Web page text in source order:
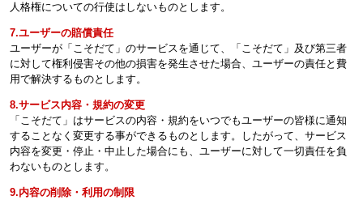
人格権についての行使はしないものとします。
7.ユーザーの賠償責任
ユーザーが「こそだて」のサービスを通じて、「こそだて」及び第三者
に対して権利侵害その他の損害を発生させた場合、ユーザーの責任と費
用で解決するものとします。
8.サービス内容・規約の変更
「こそだて」はサービスの内容・規約をいつでもユーザーの皆様に通知
することなく変更する事ができるものとします。したがって、サービス
内容を変更・停止・中止した場合にも、ユーザーに対して一切責任を負
わないものとします。
9.内容の削除・利用の制限